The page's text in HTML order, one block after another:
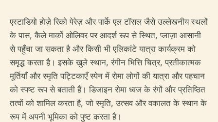
एस्टाडियो होज़े रिको पेरेज़ और पार्के एल टॉसल जैसे उल्लेखनीय स्थलों
के पास, कैले मार्को ओलिवर पर आदर्श रूप से स्थित, प्लाज़ा आसानी
से पहुँचा जा सकता है और किसी भी एलिकांटे यात्रा कार्यक्रम को
समृद्ध करता है। इसके खुले स्थान, रंगीन भित्ति चित्र, प्रतीकात्मक
मूर्तियाँ और स्मृति पट्टिकाएँ स्पेन में रोमा लोगों की यात्रा और पहचान
को स्पष्ट रूप से बताती हैं। डिजाइन रोमा ध्वज के रंगों और प्रतिष्ठित
तत्वों को शामिल करता है, जो स्मृति, उत्सव और वकालत के स्थान के
रूप में अपनी भूमिका को पुष्ट करता है।